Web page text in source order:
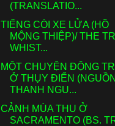
(TRANSLATIO...
TIẾNG CÒI XE LỬA (HỒ
MỘNG THIỆP)/ THE
WHIST...
MỘT CHUYỆN ĐỘNG
Ở THỤY ĐIỂN
THANH NGU...
CẢNH MÙA THU Ở
SACRAMENTO (BS.